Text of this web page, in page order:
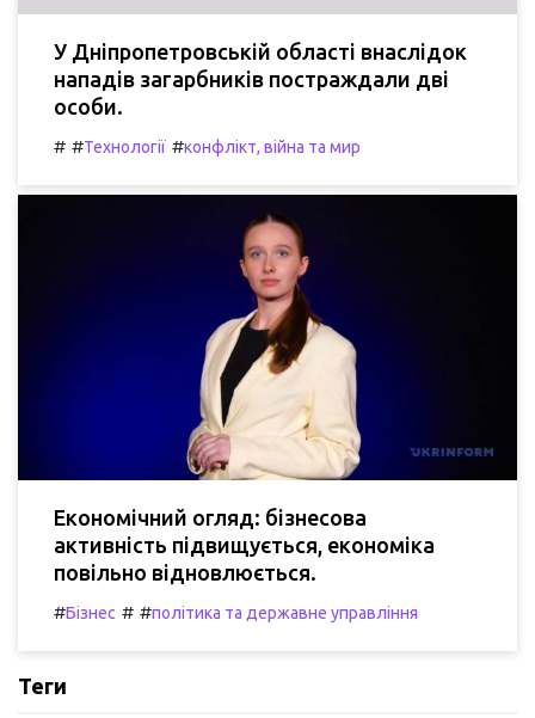
У Дніпропетровській області внаслідок
нападів загарбників постраждали дві
особи.
# #Технології #конфлікт, війна та мир
Економічний огляд: бізнесова
активність підвищується, економіка
повільно відновлюється.
#Бізнес # #політика та державне управління
Теги